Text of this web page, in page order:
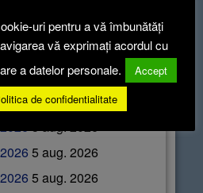
5 aug. 2026
5 aug. 2026
5 aug. 2026
5 aug. 2026
uri pentru a vă îmbunătăți
vă exprimați acordul cu
a datelor personale.
Accept
de confidentialitate